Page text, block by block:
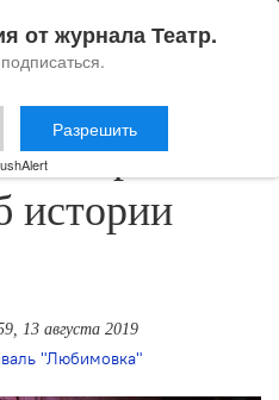
истории
13 августа 2019
"Любимовка"
от журнала Театр.
Разрешить